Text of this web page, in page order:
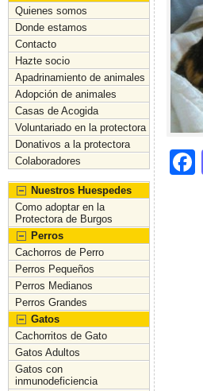
Quienes somos
Donde estamos
Contacto
Hazte socio
Apadrinamiento de animales
Adopción de animales
Casas de Acogida
Voluntariado en la protectora
Donativos a la protectora
Colaboradores
Nuestros Huespedes
Como adoptar en la
Protectora de Burgos
Perros
Cachorros de Perro
Perros Pequeños
Perros Medianos
Perros Grandes
Gatos
Cachorritos de Gato
Gatos Adultos
Gatos con
inmunodeficiencia